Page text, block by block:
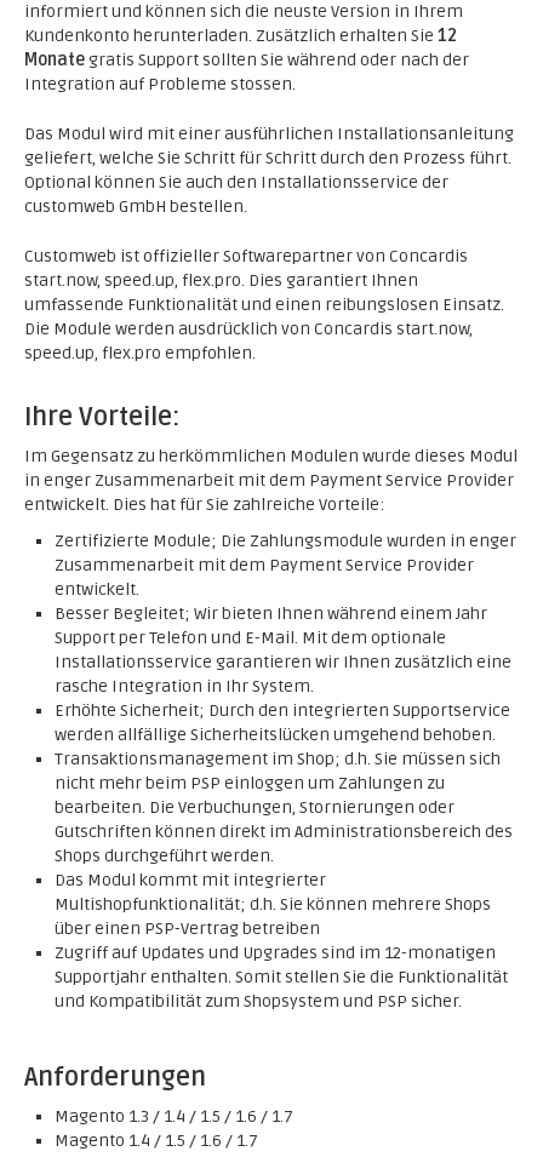
informiert und können sich die neuste Version in Ihrem
Kundenkonto herunterladen. Zusätzlich erhalten Sie 12
Monategratis Support sollten Sie während oder nach der
Integration auf Probleme stossen.
Das Modul wird mit einer ausführlichen Installationsanleitung
geliefert, welche Sie Schritt für Schritt durch den Prozess führt.
Optional können Sie auch den Installationsservice der
customweb GmbH bestellen.
Customweb ist offizieller Softwarepartner von Concardis
start.now, speed.up, flex.pro. Dies garantiert Ihnen
umfassende Funktionalität und einen reibungslosen Einsatz.
Die Module werden ausdrücklich von Concardis start.now,
speed.up, flex.pro empfohlen.
Ihre Vorteile:
Im Gegensatz zu herkömmlichen Modulen wurde dieses Modul
in enger Zusammenarbeit mit dem Payment Service Provider
entwickelt. Dies hat für Sie zahlreiche Vorteile:
Zertifizierte Module; Die Zahlungsmodule wurden in enger
Zusammenarbeit mit dem Payment Service Provider
entwickelt.
Besser Begleitet; Wir bieten Ihnen während einem Jahr
Support per Telefon und E-Mail. Mit dem optionale
Installationsservice garantieren wir Ihnen zusätzlich eine
rasche Integration in Ihr System.
Erhöhte Sicherheit; Durch den integrierten Supportservice
werden allfällige Sicherheitslücken umgehend behoben.
Transaktionsmanagement im Shop; d.h. Sie müssen sich
nicht mehr beim PSP einloggen um Zahlungen zu
bearbeiten. Die Verbuchungen, Stornierungen oder
Gutschriften können direkt im Administrationsbereich des
Shops durchgeführt werden.
Das Modul kommt mit integrierter
Multishopfunktionalität; d.h. Sie können mehrere Shops
über einen PSP-Vertrag betreiben
Zugriff auf Updates und Upgrades sind im 12-monatigen
Supportjahr enthalten. Somit stellen Sie die Funktionalität
und Kompatibilität zum Shopsystem und PSP sicher.
Anforderungen
Magento 1.3 / 1.4 / 1.5 / 1.6 / 1.7
Magento 1.4 / 1.5 / 1.6 / 1.7